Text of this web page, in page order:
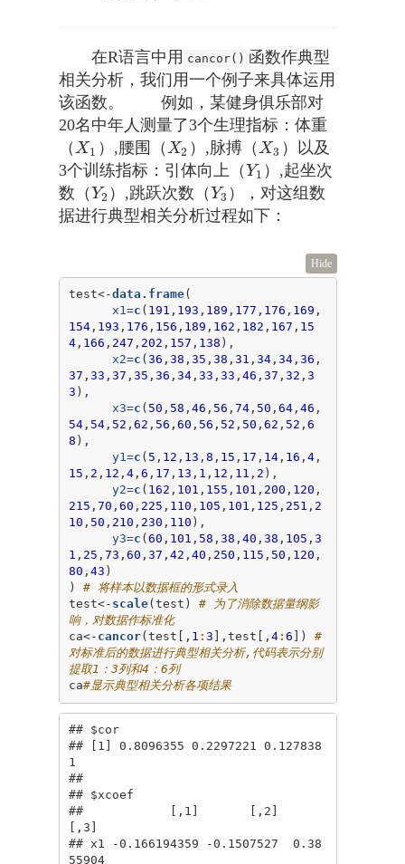
在R语言中用 cancor() 函数作典型
相关分析，我们用一个例子来具体运用
该函数。 例如，某健身俱乐部对
20名中年人测量了3个生理指标：体重
（X1
X1 ）,腰围（X2
X2 ）,脉搏（X3
X3 ）以及
3个训练指标：引体向上（ Y1
Y1 ）,起坐次
数（ Y2
Y2 ）,跳跃次数（ Y3
Y3 ），对这组数
据进行典型相关分析过程如下：
Hide
test<-data.frame(
x1=c ( 191 , 193 , 189 , 177 , 176 , 169 ,
154, 193 , 176 , 156 , 189 , 162 , 182 , 167 , 15
4, 166 , 247 , 202 , 157 , 138 ),
x2=c ( 36 , 38 , 35 , 38 , 31 , 34, 34, 36 ,
37 , 33 , 37 , 35 , 36 , 34, 33 , 33 , 46 , 37 , 32 , 3
3 ),
x3=c ( 50 , 58 , 46 , 56 , 74, 50 , 64, 46 ,
54, 54, 52 , 62 , 56 , 60 , 56 , 52 , 50 , 62 , 52 , 6
8 ),
y1=c ( 5 , 12 , 13 , 8 , 15 , 17 , 14, 16 , 4,
15 , 2 , 12 , 4, 6 , 17 , 13 , 1 , 12 , 11 , 2 ),
y2=c ( 162 , 101 , 155 , 101 , 200 , 120 ,
215 , 70 , 60 , 225 , 110 , 105 , 101 , 125 , 251 , 2
10 , 50 , 210 , 230 , 110 ),
y3=c ( 60 , 101 , 58 , 38 , 40 , 38 , 105 , 3
1 , 25 , 73 , 60 , 37 , 42 , 40 , 250 , 115 , 50 , 120 ,
80 , 43 )
) # 将样本以数据框的形式录入
test<- scale(test) # 为了消除数据量纲影
响，对数据作标准化
ca<- cancor(test[, 1 : 3 ],test[, 4: 6 ]) #
对标准后的数据进行典型相关分析,代码表示分别
提取1：3列和4：6列
ca#显示典型相关分析各项结果
## $cor
## [1] 0.8096355 0.2297221 0.127838
1
##
## $xcoef
##            [,1]       [,2]
[,3]
## x1 -0.166194359 -0.1507527  0.38
55904